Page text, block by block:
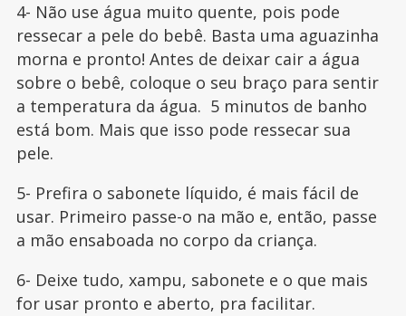
4- Não use água muito quente, pois pode
ressecar a pele do bebê. Basta uma aguazinha
morna e pronto! Antes de deixar cair a água
sobre o bebê, coloque o seu braço para sentir
a temperatura da água. 5 minutos de banho
está bom. Mais que isso pode ressecar sua
pele.
5- Prefira o sabonete líquido, é mais fácil de
usar. Primeiro passe-o na mão e, então, passe
a mão ensaboada no corpo da criança.
6- Deixe tudo, xampu, sabonete e o que mais
for usar pronto e aberto, pra facilitar.